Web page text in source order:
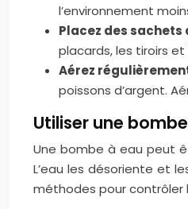
l’environnement
Placez des sachets
placards, les tiroirs
Aérez
poissons d’argent.
Utiliser une
Une bombe à eau peut
L’eau les désoriente et
méthodes pour contrôler